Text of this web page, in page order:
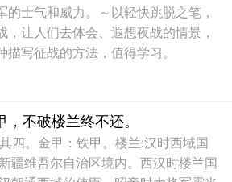
的士气和威力。～以轻快跳脱之笔，
，让人们去体会、遐想夜战的情景，
写征战的方法，值得学习。
不破楼兰终不还。
四。金甲：铁甲。楼兰:汉时西域国
疆维吾尔自治区境内。西汉时楼兰国